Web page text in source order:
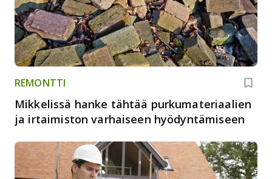
REMONTTI
Mikkelissä hanke tähtää purkumateriaalien
ja irtaimiston varhaiseen hyödyntämiseen